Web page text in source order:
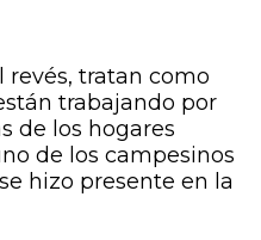
revés, tratan como
trabajando por
de los hogares
de los campesinos
hizo presente en la